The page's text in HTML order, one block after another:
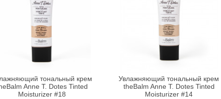
тональный крем
Anne T. Dotes Tinted
Moisturizer #18
Увлажняющий тональный крем
theBalm Anne T. Dotes Tinted
Moisturizer #14